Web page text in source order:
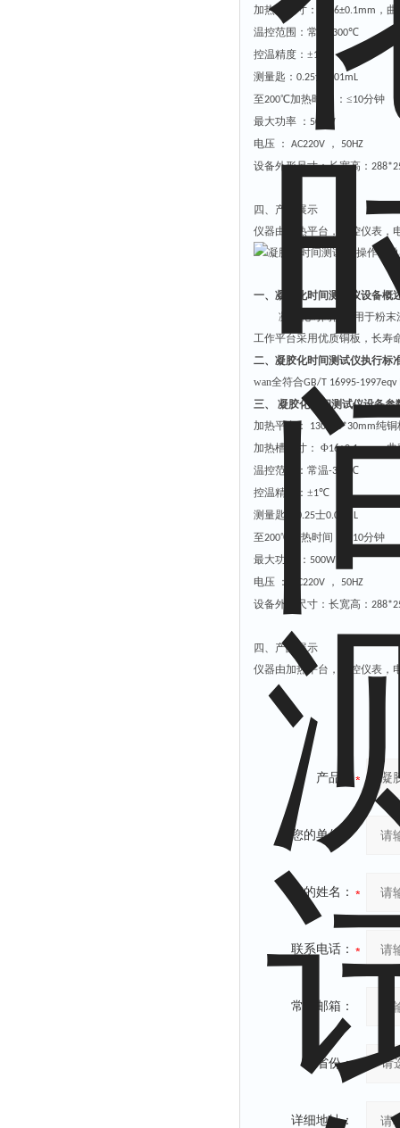
加热槽
尺寸： 16±0.1mm ， 曲
温控范围：常温
300℃
控温精度：±1
测量匙： 0.25士 0.01mL
至200℃加热时间 ：≤10分钟
最大功率 ： 500W
电压 ： AC220V ， 50HZ
设备外形尺寸：长宽高：
四、产品展示
仪器由加热平台，温控仪表，
一、凝胶化时间测试仪设备概
凝胶化时间仪适用于粉
工作平台采用优质铜板，长寿
二、凝胶化时间测试仪执行标
wan全符合GB/T 16995-1997eqv
三、 凝胶化时间测试仪设备参
加热平台：
130 30*30mm纯铜
加热槽
尺寸： Φ16±0.1mm，曲
温控范围：常温-3
℃
控温精度：±1℃
测量匙：
0.25士0.01mL
至200℃加热时间 ：≤ 10分钟
最大功率 ： 500W
电压 ： AC220V ， 50HZ
设备外形尺寸：长宽高：
四、产品展示
仪器由加热平台，温控仪表，
产品：
您的单位：
您的姓名：
联系电话：
常用邮箱：
省份：
详细地址：